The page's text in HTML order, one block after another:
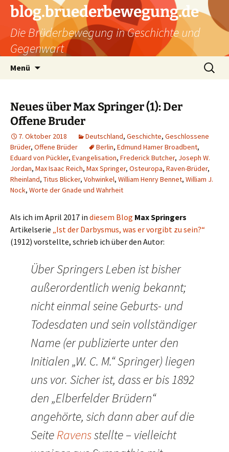
Zum
Inhalt
springen
blog.bruederbewegung.de
Die Brüderbewegung in Geschichte und
Gegenwart
Menü
Suchen
nach:
Neues über Max Springer (1): Der
Offene Bruder
7. Oktober 2018 Deutschland, Geschichte, Geschlossene
Brüder, Offene Brüder Berlin, Edmund Hamer Broadbent,
Eduard von Pückler, Evangelisation, Frederick Butcher, Joseph W.
Jordan, Max Isaac Reich, Max Springer, Osteuropa, Raven-Brüder,
Rheinland, Titus Blicker, Vohwinkel, William Henry Bennet, William J.
Nock, Worte der Gnade und Wahrheit
Als ich im April 2017 in diesem Blog Max Springers
Artikelserie „Ist der Darbysmus, was er vorgibt zu sein?“
(1912) vorstellte, schrieb ich über den Autor:
Über Springers Leben ist bisher
außerordentlich wenig bekannt;
nicht einmal seine Geburts- und
Todesdaten und sein vollständiger
Name (er publizierte unter den
Initialen „W. C. M.“ Springer) liegen
uns vor. Sicher ist, dass er bis 1892
den „Elberfelder Brüdern“
angehörte, sich dann aber auf die
SeiteRavensstellte – vielleicht